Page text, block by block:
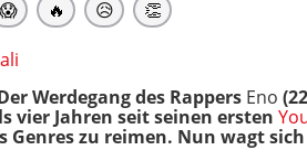
😱 🔥 😥 👏
Werdegang des Rappers Eno
vier Jahren seit seinen ersten
Genres zu reimen. Nun wagt